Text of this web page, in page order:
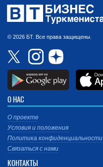
© 2026 БТ. Все права защищены.
О НАС
О проекте
Условия и положения
Политика конфиденциальности
Связаться с нами
КОНТАКТЫ